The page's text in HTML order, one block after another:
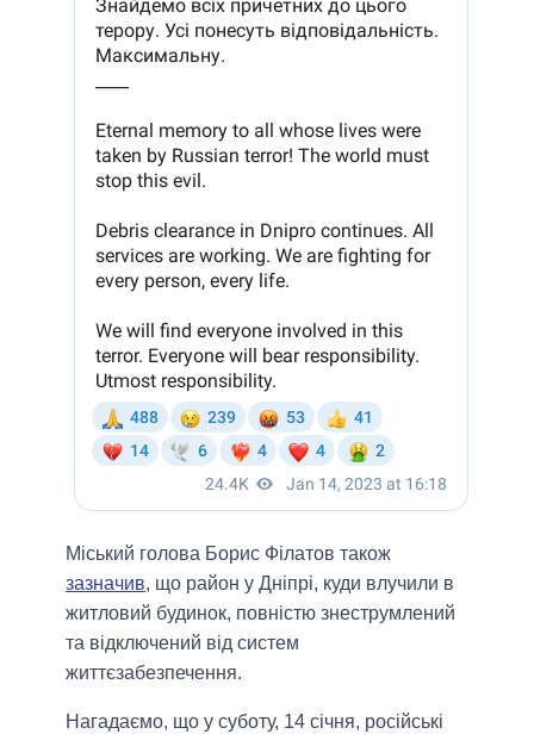
Міський голова Борис Філатов також
зазначив, що район у Дніпрі, куди влучили в
житловий будинок, повністю знеструмлений
та відключений від систем
життєзабезпечення.
Нагадаємо, що у суботу, 14 січня, російські